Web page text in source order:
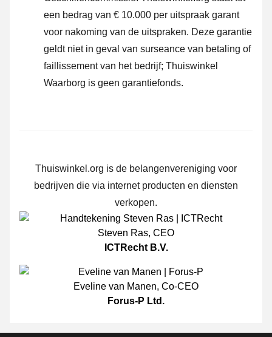
een bedrag van € 10.000 per uitspraak garant
voor nakoming van de uitspraken. Deze garantie
geldt niet in geval van surseance van betaling of
faillissement van het bedrijf; Thuiswinkel
Waarborg is geen garantiefonds.
Thuiswinkel.org is de belangenvereniging voor
bedrijven die via internet producten en diensten
verkopen.
Steven Ras, CEO
ICTRecht B.V.
Eveline van Manen, Co-CEO
Forus-P Ltd.